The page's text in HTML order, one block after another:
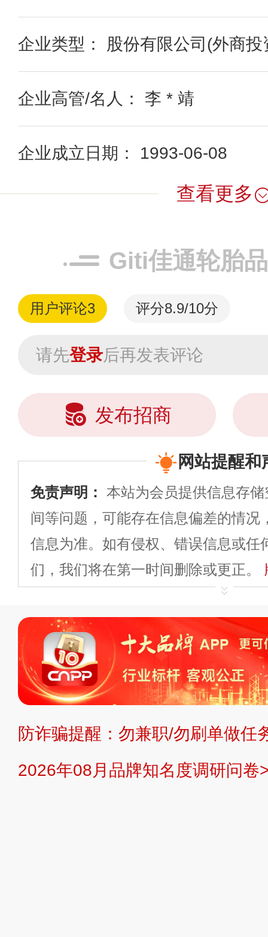
企业类型： 股份有限公司(外商投
企业高管/名人： 李 * 靖
企业成立日期： 1993-06-08
查看更多
Giti佳通轮胎
用户评论3 评分8.9/10分
请先登录后再发表评论
发布招商
网站提醒和
免责声明： 本站为会员提供信息存
间等问题，可能存在信息偏差的情况
信息为准。如有侵权、错误信息或任
们，我们将在第一时间删除或更正。
平台自有内容（文字
标、LOGO 等）知识产权归本站所
复制、转载、商用。本站不生产产
不代理、不招商、不提供中介服务。
持投资购买的观点或意见，页面信息
提交说明： 快速提交发布>> 提交品
防诈骗提醒：勿兼职/勿刷单做任
2026年08月品牌知名度调研问卷